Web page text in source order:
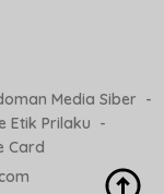
Media Siber
Etik Prilaku
Card